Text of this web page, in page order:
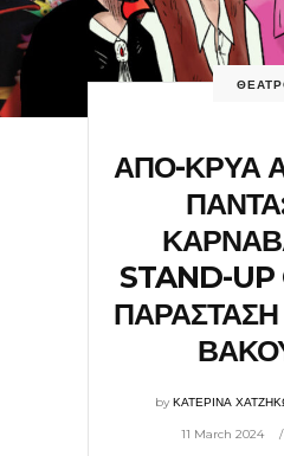
ΑΠΟ-ΚΡΥΑ
STAND-UP
ΠΑΡΑΣΤΑΣΗ
byΚΑΤΕΡΙΝΑ
11 March 2024